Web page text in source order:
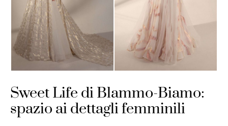
Sweet Life di Blammo-Biamo:
spazio ai dettagli femminili